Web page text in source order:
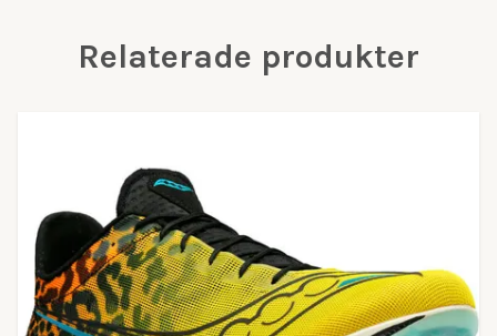
Relaterade produkter